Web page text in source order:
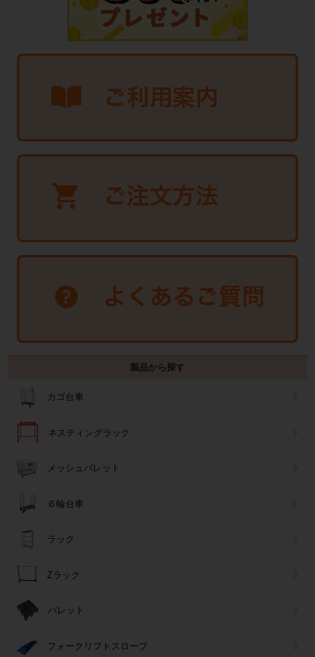
製品から探す
カゴ台車
ネスティングラック
メッシュパレット
６輪台車
ラック
Zラック
パレット
フォークリフトスロープ